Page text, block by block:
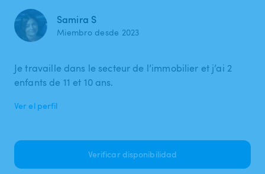
Samira S
Miembro desde 2023
Je travaille dans le secteur de l’immobilier et j’ai 2
enfants de 11 et 10 ans.
Ver el perfil
Verificar disponibilidad